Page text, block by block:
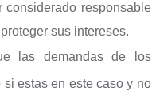
responsable
sus intereses.
las demandas de los
estas en este caso y no